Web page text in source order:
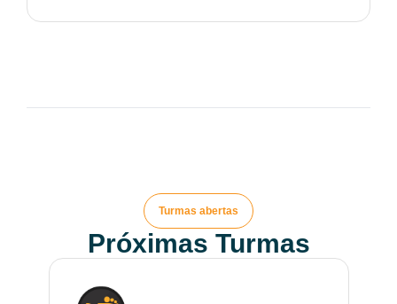
Turmas abertas
Próximas Turmas